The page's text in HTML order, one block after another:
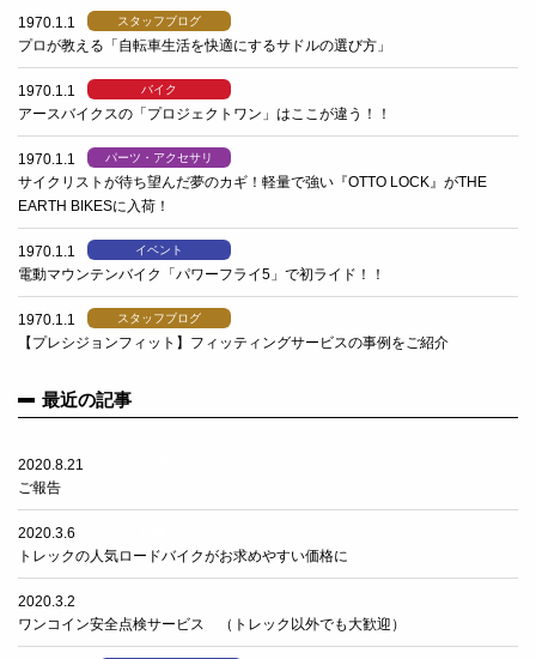
1970.1.1 スタッフブログ
プロが教える「自転車生活を快適にするサドルの選び方」
1970.1.1 バイク
アースバイクスの「プロジェクトワン」はここが違う！！
1970.1.1 パーツ・アクセサリ
サイクリストが待ち望んだ夢のカギ！軽量で強い『OTTO LOCK』がTHE
EARTH BIKESに入荷！
1970.1.1 イベント
電動マウンテンバイク「パワーフライ5」で初ライド！！
1970.1.1 スタッフブログ
【プレシジョンフィット】フィッティングサービスの事例をご紹介
最近の記事
2020.8.21
ご報告
2020.3.6
トレックの人気ロードバイクがお求めやすい価格に
2020.3.2
ワンコイン安全点検サービス （トレック以外でも大歓迎）